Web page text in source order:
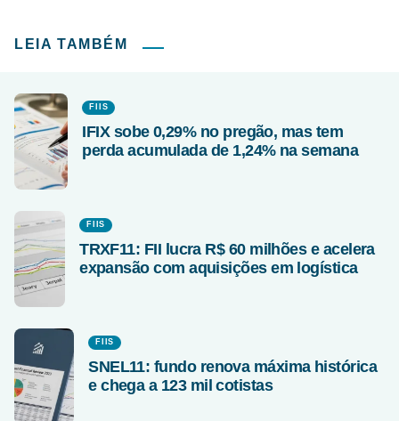
LEIA TAMBÉM
FIIS
IFIX sobe 0,29% no pregão, mas tem
perda acumulada de 1,24% na semana
FIIS
TRXF11: FII lucra R$ 60 milhões e acelera
expansão com aquisições em logística
FIIS
SNEL11: fundo renova máxima histórica
e chega a 123 mil cotistas